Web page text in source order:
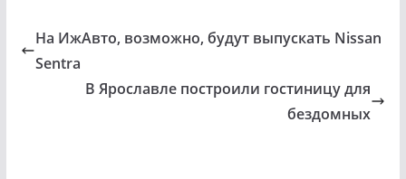
На ИжАвто, возможно, будут выпускать Nissan
Sentra
В Ярославле построили гостиницу для
бездомных